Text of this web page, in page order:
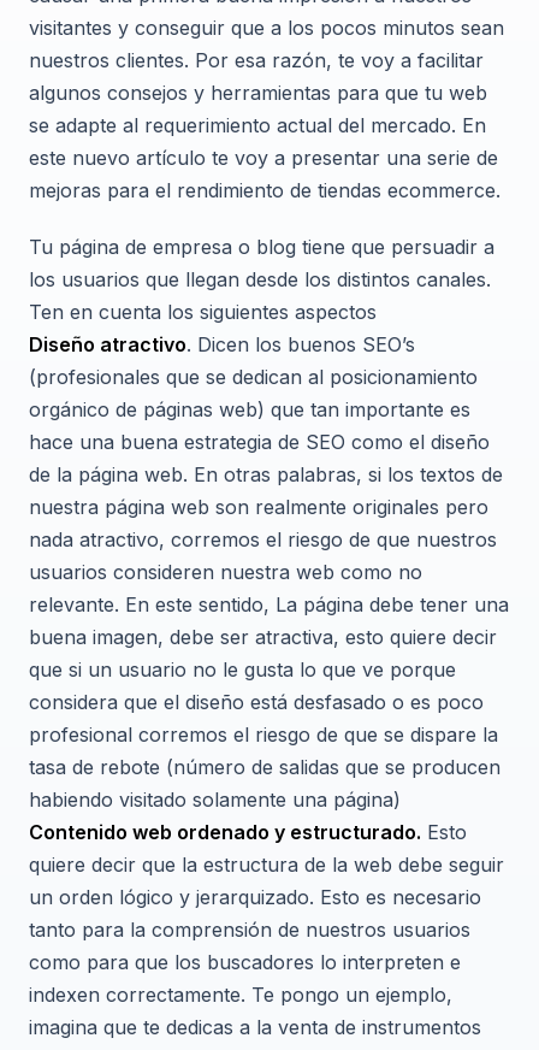
visitantes y conseguir que a los pocos minutos sean
nuestros clientes. Por esa razón, te voy a facilitar
algunos consejos y herramientas para que tu web
se adapte al requerimiento actual del mercado. En
este nuevo artículo te voy a presentar una serie de
mejoras para el rendimiento de tiendas ecommerce.
Tu página de empresa o blog tiene que persuadir a
los usuarios que llegan desde los distintos canales.
Ten en cuenta los siguientes aspectos
Diseño atractivo. Dicen los buenos SEO’s
(profesionales que se dedican al posicionamiento
orgánico de páginas web) que tan importante es
hace una buena estrategia de SEO como el diseño
de la página web. En otras palabras, si los textos de
nuestra página web son realmente originales pero
nada atractivo, corremos el riesgo de que nuestros
usuarios consideren nuestra web como no
relevante. En este sentido, La página debe tener una
buena imagen, debe ser atractiva, esto quiere decir
que si un usuario no le gusta lo que ve porque
considera que el diseño está desfasado o es poco
profesional corremos el riesgo de que se dispare la
tasa de rebote (número de salidas que se producen
habiendo visitado solamente una página)
Contenido web ordenado y estructurado. Esto
quiere decir que la estructura de la web debe seguir
un orden lógico y jerarquizado. Esto es necesario
tanto para la comprensión de nuestros usuarios
como para que los buscadores lo interpreten e
indexen correctamente. Te pongo un ejemplo,
imagina que te dedicas a la venta de instrumentos